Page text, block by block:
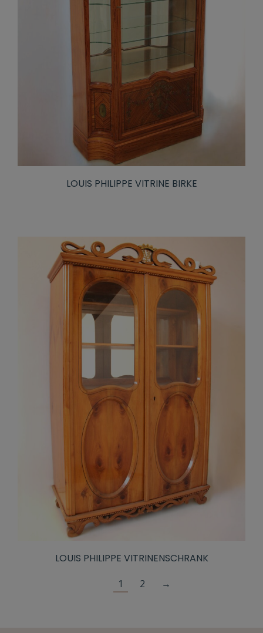
LOUIS PHILIPPE VITRINE BIRKE
LOUIS PHILIPPE VITRINENSCHRANK
1 2 →